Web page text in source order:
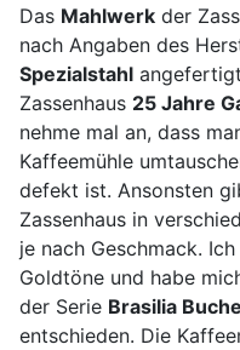
Das Mahlwerk der
nach Angaben des
Spezialstahl
Zassenhaus 25 Jahre
nehme mal an, dass
Kaffeemühle
defekt ist. Ansonsten
Zassenhaus in
je nach Geschmack.
Goldtöne und habe
der Serie Brasilia
entschieden. Die